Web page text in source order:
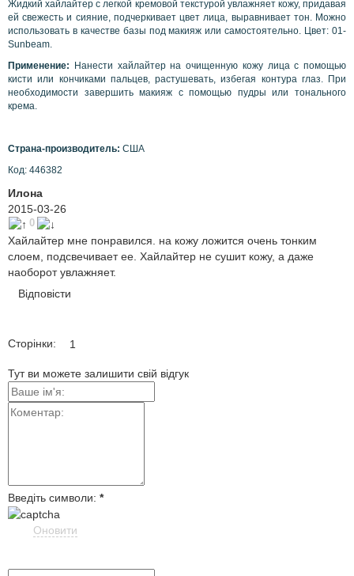
Жидкий хайлайтер с легкой кремовой текстурой увлажняет кожу, придавая
ей свежесть и сияние, подчеркивает цвет лица, выравнивает тон. Можно
использовать в качестве базы под макияж или самостоятельно. Цвет: 01-
Sunbeam.
Применение:
Нанести хайлайтер на очищенную кожу лица с помощью
кисти или кончиками пальцев, растушевать, избегая контура глаз. При
необходимости завершить макияж с помощью пудры или тонального
крема.
Страна-производитель: США
Код: 446382
Илона
2015-03-26
0
Хайлайтер мне понравился. на кожу ложится очень тонким
слоем, подсвечивает ее. Хайлайтер не сушит кожу, а даже
наоборот увлажняет.
Відповісти
Сторінки: 1
Тут ви можете залишити свій відгук
Введіть символи: *
Оновити